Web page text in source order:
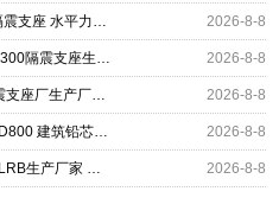
铅芯隔震支座LRB900厂家 LNR铅芯隔震支座 水平力分散力型隔震支座 2026-8-8
HDR1100高阻尼橡胶支座多少钱 LNR300隔震支座生产厂家 LNR400隔震支座厂家 2026-8-8
抗震支座-LNR700-II源头工厂 橡胶隔震支座厂生产厂家 LNR1500天然隔震支座生产厂家 2026-8-8
LNR1300天然橡胶隔震支座 隔震支座D800 建筑铅芯隔震支座定制厂家 2026-8-8
LNR橡胶隔震支座1300 建筑隔震支座LRB生产厂家 建筑铅芯建筑隔震支座源头工厂 2026-8-8